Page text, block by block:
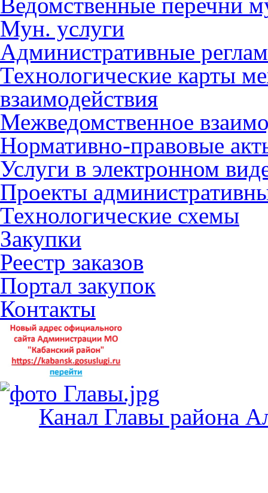
Мун. услуги
Административные
Технологические карты
взаимодействия
Межведомственное
Нормативно-правовые
Услуги в электронном
Проекты
Технологические схемы
Закупки
Реестр заказов
Портал закупок
Контакты
Канал Главы района